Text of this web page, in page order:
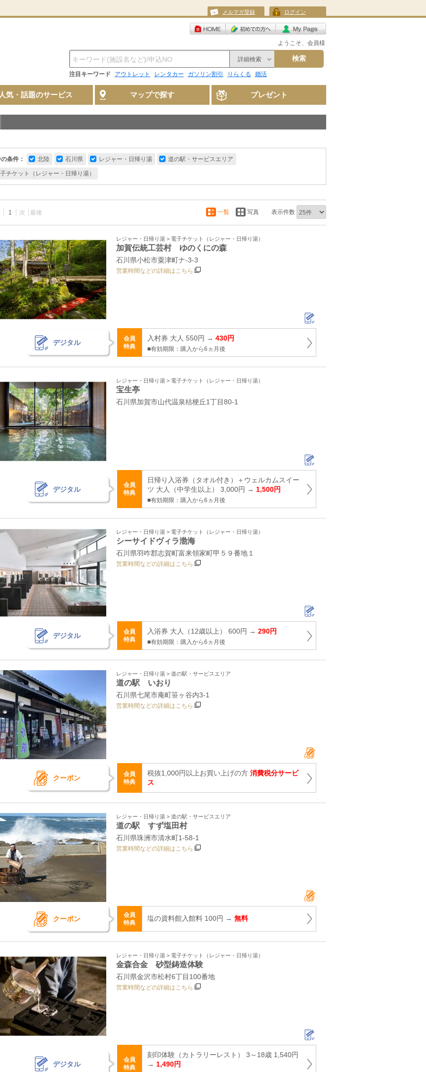
メルマガ登録 ログイン
ようこそ、会員様
詳細検索 検索
注目キーワード アウトレット レンタカー ガソリン割引 りらくる 婚活
人気・話題のサービス マップで探す プレゼント
条件： 北陸 石川県 レジャー・日帰り湯 道の駅・サービスエリア
チケット（レジャー・日帰り湯）
1 次 最後 一覧 写真 表示件数
レジャー・日帰り湯 > 電子チケット（レジャー・日帰り湯）
加賀伝統工芸村 ゆのくにの森
石川県小松市粟津町ナ‐3‐3
営業時間などの詳細はこちら
デジタル
会員
特典
入村券 大人 550円 → 430円
■有効期限：購入から6ヵ月後
レジャー・日帰り湯 > 電子チケット（レジャー・日帰り湯）
宝生亭
石川県加賀市山代温泉桔梗丘1丁目80-1
デジタル
会員
特典
日帰り入浴券（タオル付き）＋ウェルカムスイー
ツ 大人（中学生以上） 3,000円 → 1,500円
■有効期限：購入から6ヵ月後
レジャー・日帰り湯 > 電子チケット（レジャー・日帰り湯）
シーサイドヴィラ渤海
石川県羽咋郡志賀町富来領家町甲５９番地１
営業時間などの詳細はこちら
デジタル
会員
特典
入浴券 大人（12歳以上） 600円 → 290円
■有効期限：購入から6ヵ月後
レジャー・日帰り湯 > 道の駅・サービスエリア
道の駅 いおり
石川県七尾市庵町笹ヶ谷内3-1
営業時間などの詳細はこちら
クーポン
会員
特典
税抜1,000円以上お買い上げの方 消費税分サービ
ス
レジャー・日帰り湯 > 道の駅・サービスエリア
道の駅 すず塩田村
石川県珠洲市清水町1‐58‐1
営業時間などの詳細はこちら
クーポン
会員
特典
塩の資料館入館料 100円 → 無料
レジャー・日帰り湯 > 電子チケット（レジャー・日帰り湯）
金森合金 砂型鋳造体験
石川県金沢市松村6丁目100番地
営業時間などの詳細はこちら
デジタル
会員
特典
刻印体験（カトラリーレスト） 3～18歳 1,540円
→ 1,490円